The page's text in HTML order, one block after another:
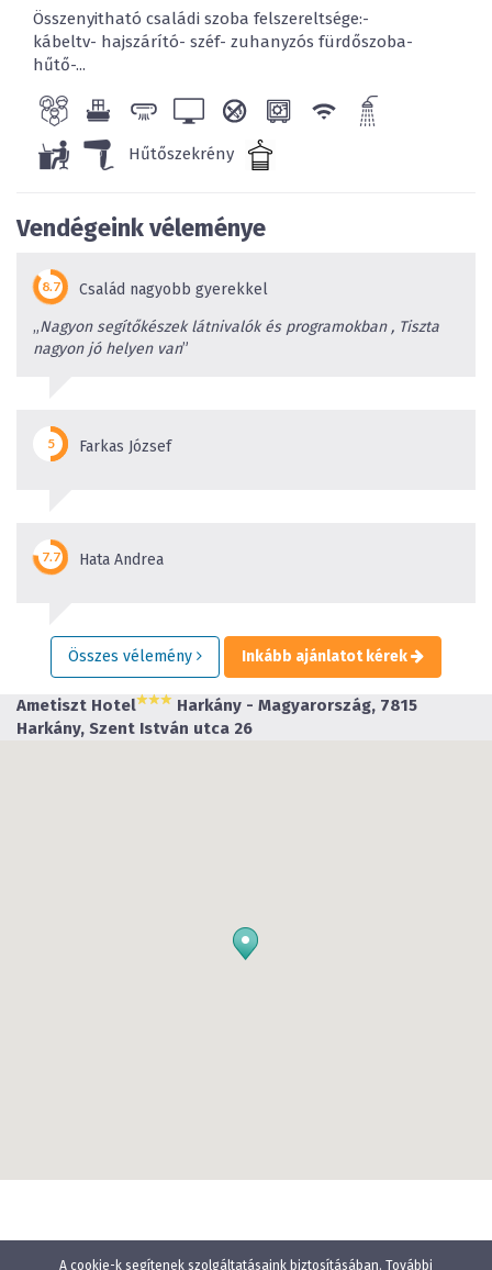
A cookie-k segítenek szolgáltatásaink biztosításában. További
Összenyitható családi szoba felszereltsége:-
kábeltv- hajszárító- széf- zuhanyzós fürdőszoba-
hűtő-...
Hűtőszekrény
Vendégeink véleménye
Család nagyobb gyerekkel
„Nagyon segítőkészek látnivalók és programokban , Tiszta
nagyon jó helyen van”
Farkas József
Hata Andrea
Összes vélemény Inkább ajánlatot kérek
Ametiszt Hotel
Harkány - Magyarország, 7815
Harkány, Szent István utca 26